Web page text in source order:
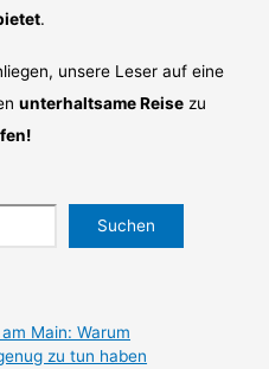
.
unsere Leser auf eine
unterhaltsame Reise zu
Suchen
Main: Warum
zu tun haben